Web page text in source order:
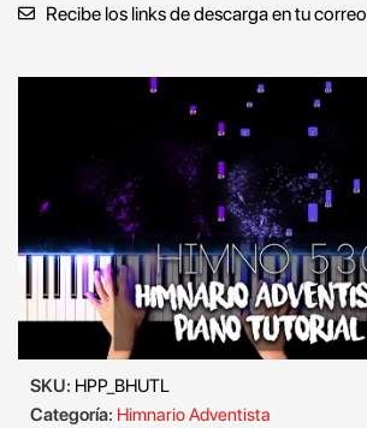
Recibe los links de descarga en tu correo
SKU: HPP_BHUTL
Categoría: Himnario Adventista